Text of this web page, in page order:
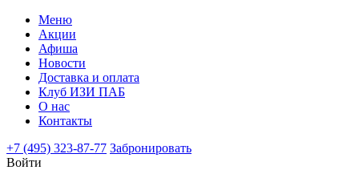
Меню
Акции
Афиша
Новости
Доставка и оплата
Клуб ИЗИ ПАБ
О нас
Контакты
+7 (495) 323-87-77 Забронировать
Войти